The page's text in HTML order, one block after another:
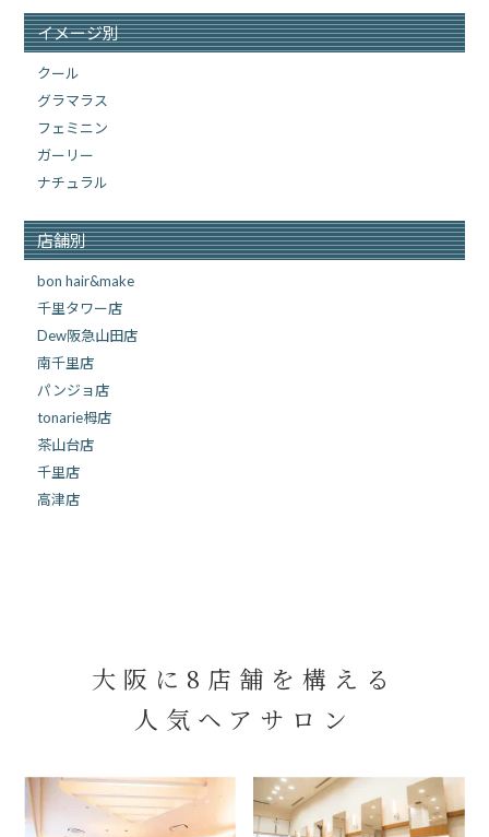
イメージ別
クール
グラマラス
フェミニン
ガーリー
ナチュラル
店舗別
bon hair&make
千里タワー店
Dew阪急山田店
南千里店
パンジョ店
tonarie栂店
茶山台店
千里店
高津店
大阪に8店舗を構える
人気ヘアサロン